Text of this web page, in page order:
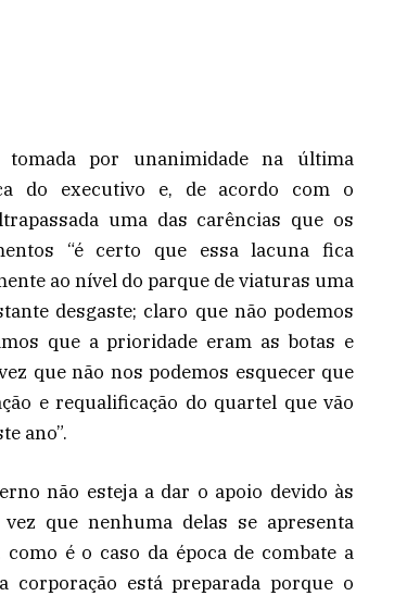
por unanimidade na última
do executivo e, de acordo com o
uma das carências que os
“é certo que essa lacuna fica
ao nível do parque de viaturas uma
desgaste; claro que não podemos
que a prioridade eram as botas e
que não nos podemos esquecer que
e requalificação do quartel que vão
ano”.
não esteja a dar o apoio devido às
que nenhuma delas se apresenta
é o caso da época de combate a
corporação está preparada porque o